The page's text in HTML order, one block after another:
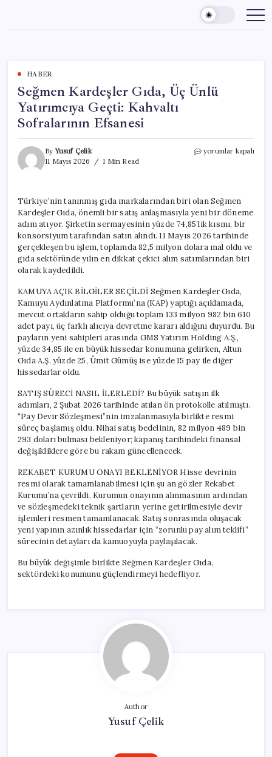
content
HABER
Seğmen Kardeşler Gıda, Üç Ünlü
Yatırımcıya Geçti: Kahvaltı
Sofralarının Efsanesi
ByYusuf Çelik
11 Mayıs 2026
1 Min Read
Seğmen
Yatırımcıya
Geçti:
Kahvaltı
Sofralarının
Efsanesi
için
yorumlar kapalı
Türkiye’nin tanınmış gıda markalarından biri olan Seğmen
Kardeşler Gıda, önemli bir satış anlaşmasıyla yeni bir döneme
adım atıyor. Şirketin sermayesinin yüzde 74,85’lik kısmı, bir
konsorsiyum tarafından satın alındı. 11 Mayıs 2026 tarihinde
gerçekleşen bu işlem, toplamda 82,5 milyon dolara mal oldu ve
gıda sektöründe yılın en dikkat çekici alım satımlarından biri
olarak kaydedildi.
KAMUYA AÇIK BİLGİLER SEÇİLDİ Seğmen Kardeşler Gıda,
Kamuyu Aydınlatma Platformu’na (KAP) yaptığı açıklamada,
mevcut ortakların sahip olduğu toplam 133 milyon 982 bin 610
adet payı, üç farklı alıcıya devretme kararı aldığını duyurdu. Bu
payların yeni sahipleri arasında GMS Yatırım Holding A.Ş.,
yüzde 34,85 ile en büyük hissedar konumuna gelirken, Altun
Gıda A.Ş. yüzde 25, Ümit Gümüş ise yüzde 15 pay ile diğer
hissedarlar oldu.
SATIŞ SÜRECİ NASIL İLERLEDİ? Bu büyük satışın ilk
adımları, 2 Şubat 2026 tarihinde atılan ön protokolle atılmıştı.
“Pay Devir Sözleşmesi”nin imzalanmasıyla birlikte resmi
süreç başlamış oldu. Nihai satış bedelinin, 82 milyon 489 bin
293 doları bulması bekleniyor; kapanış tarihindeki finansal
değişikliklere göre bu rakam güncellenecek.
REKABET KURUMU ONAYI BEKLENİYOR Hisse devrinin
resmi olarak tamamlanabilmesi için şu an gözler Rekabet
Kurumu’na çevrildi. Kurumun onayının alınmasının ardından
ve sözleşmedeki teknik şartların yerine getirilmesiyle devir
işlemleri resmen tamamlanacak. Satış sonrasında oluşacak
yeni yapının azınlık hissedarlar için “zorunlu pay alım teklifi”
sürecinin detayları da kamuoyuyla paylaşılacak.
Bu büyük değişimle birlikte Seğmen Kardeşler Gıda,
sektördeki konumunu güçlendirmeyi hedefliyor.
Author
Yusuf Çelik